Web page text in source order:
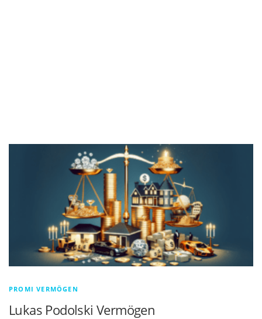
PROMI VERMÖGEN
Lukas Podolski Vermögen